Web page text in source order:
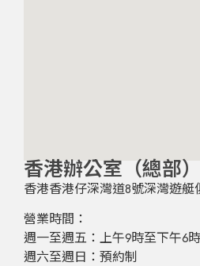
香港辦公室（總部）
香港香港仔深灣道8號深灣遊艇
營業時間：
週一至週五：上午9時至下午6時
週六至週日：預約制